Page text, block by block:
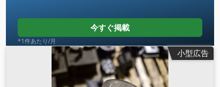
今すぐ掲載
*1件あたり/月
小型広告